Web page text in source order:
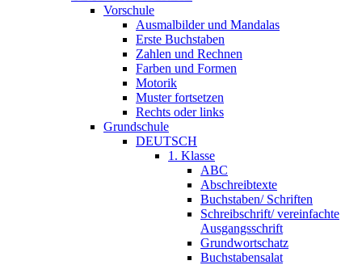
Vorschule
Ausmalbilder und Mandalas
Erste Buchstaben
Zahlen und Rechnen
Farben und Formen
Motorik
Muster fortsetzen
Rechts oder links
Grundschule
DEUTSCH
1. Klasse
ABC
Abschreibtexte
Buchstaben/ Schriften
Schreibschrift/ vereinfachte
Ausgangsschrift
Grundwortschatz
Buchstabensalat